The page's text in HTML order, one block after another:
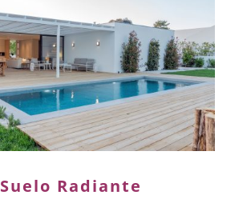
Suelo Radiante